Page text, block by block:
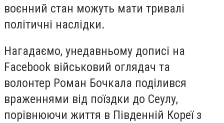
воєнний стан можуть мати тривалі
політичні наслідки.
Нагадаємо, унедавньому дописі на
Facebook військовий оглядач та
волонтер Роман Бочкала поділився
враженнями від поїздки до Сеулу,
порівнюючи життя в Південній Кореї з